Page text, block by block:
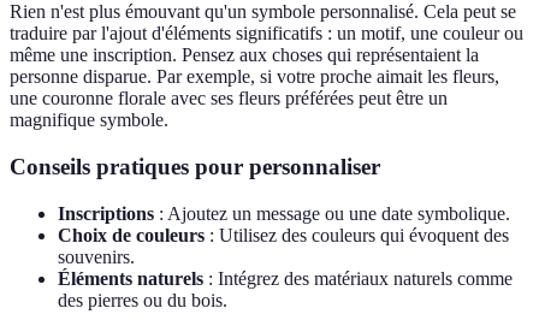
Rien n'est plus émouvant qu'un symbole personnalisé. Cela peut se
traduire par l'ajout d'éléments significatifs : un motif, une couleur ou
même une inscription. Pensez aux choses qui représentaient la
personne disparue. Par exemple, si votre proche aimait les fleurs,
une couronne florale avec ses fleurs préférées peut être un
magnifique symbole.
Conseils pratiques pour personnaliser
Inscriptions : Ajoutez un message ou une date symbolique.
Choix de couleurs : Utilisez des couleurs qui évoquent des
souvenirs.
Éléments naturels : Intégrez des matériaux naturels comme
des pierres ou du bois.